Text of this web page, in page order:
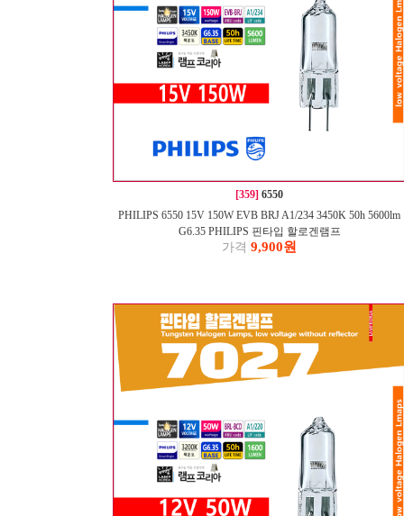
[359] 6550
PHILIPS 6550 15V 150W EVB BRJ A1/234 3450K 50h 5600lm
G6.35 PHILIPS 핀타입 할로겐램프
가격 9,900원